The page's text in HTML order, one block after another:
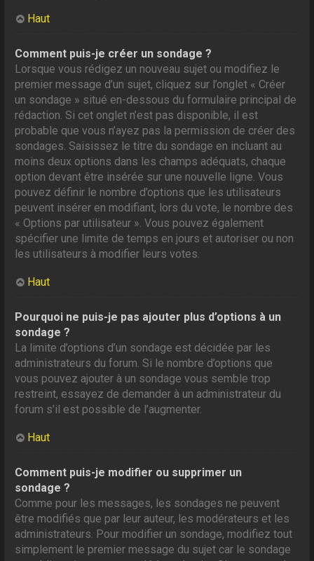
Haut
Comment puis-je créer un sondage ?
Lorsque vous rédigez un nouveau sujet ou modifiez le
premier message d’un sujet, cliquez sur l’onglet « Créer
un sondage » situé en-dessous du formulaire principal de
rédaction. Si cet onglet n’est pas disponible, il est
probable que vous n’ayez pas la permission de créer des
sondages. Saisissez le titre du sondage en incluant au
moins deux options dans les champs adéquats, chaque
option devant être insérée sur une nouvelle ligne. Vous
pouvez définir le nombre d’options que les utilisateurs
peuvent insérer en modifiant, lors du vote, le nombre des
« Options par utilisateur ». Vous pouvez également
spécifier une limite de temps en jours et autoriser ou non
les utilisateurs à modifier leurs votes.
Haut
Pourquoi ne puis-je pas ajouter plus d’options à un
sondage ?
La limite d’options d’un sondage est décidée par les
administrateurs du forum. Si le nombre d’options que
vous pouvez ajouter à un sondage vous semble trop
restreint, essayez de demander à un administrateur du
forum s’il est possible de l’augmenter.
Haut
Comment puis-je modifier ou supprimer un
sondage ?
Comme pour les messages, les sondages ne peuvent
être modifiés que par leur auteur, les modérateurs et les
administrateurs. Pour modifier un sondage, modifiez tout
simplement le premier message du sujet car le sondage